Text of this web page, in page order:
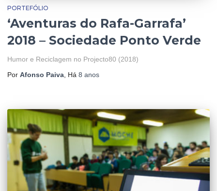
PORTEFÓLIO
‘Aventuras do Rafa-Garrafa’
2018 – Sociedade Ponto Verde
Humor e Reciclagem no Projecto80 (2018)
Por Afonso Paiva , Há 8 anos